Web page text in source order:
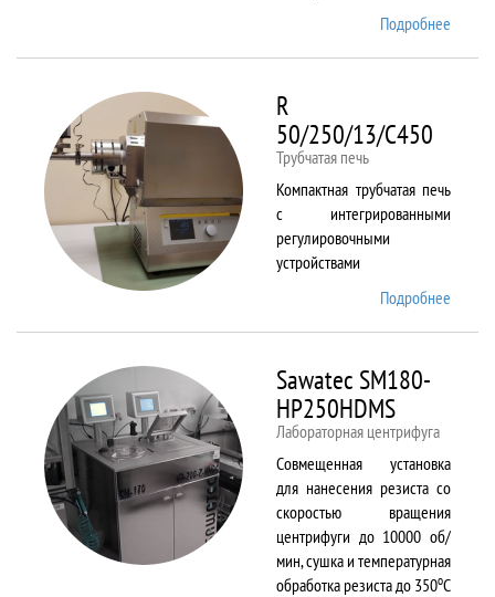
Подробнее
R
50/250/13/C450
Трубчатая печь
Компактная трубчатая печь
с интегрированными
регулировочными
устройствами
Подробнее
Sawatec SM180-
HP250HDMS
Лабораторная центрифуга
Совмещенная установка
для нанесения резиста со
скоростью вращения
центрифуги до 10000 об/
мин, сушка и температурная
обработка резиста до 350оС